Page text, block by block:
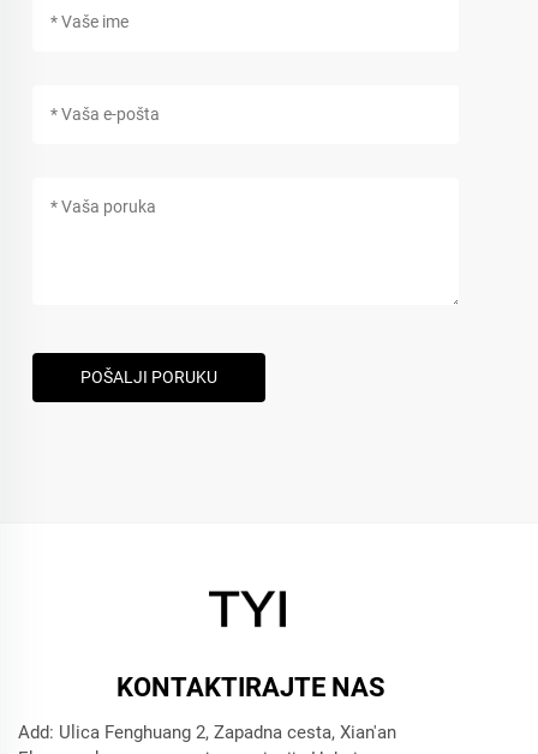
POŠALJI PORUKU
KONTAKTIRAJTE NAS
Add: Ulica Fenghuang 2, Zapadna cesta, Xian'an